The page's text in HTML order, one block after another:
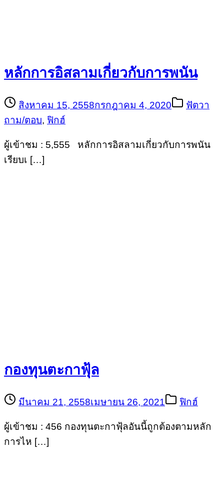
หลักการอิสลามเกี่ยวกับการพนัน
สิงหาคม 15, 2558กรกฎาคม 4, 2020
ฟัตวา
ถาม/ตอบ, ฟิกฮ์
ผู้เข้าชม : 5,555 หลักการอิสลามเกี่ยวกับการพนัน
เรียบเ […]
กองทุนตะกาฟุ้ล
มีนาคม 21, 2558เมษายน 26, 2021 ฟิกฮ์
ผู้เข้าชม : 456 กองทุนตะกาฟุ้ลอันนี้ถูกต้องตามหลัก
การไห […]